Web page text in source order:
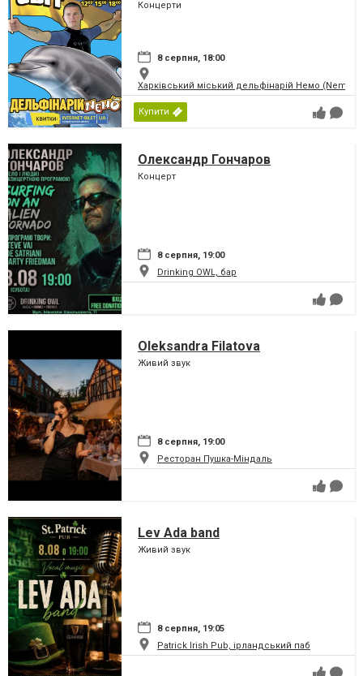
Концерти
8 серпня, 18:00
Харківський міський дельфінарій Немо (Nemo)
Купити
Олександр Гончаров
Концерт
8 серпня, 19:00
Drinking OWL, бар
Oleksandra Filatova
Живий звук
8 серпня, 19:00
Ресторан Пушка-Міндаль
Lev Ada band
Живий звук
8 серпня, 19:05
Patrick Irish Pub, ірландський паб